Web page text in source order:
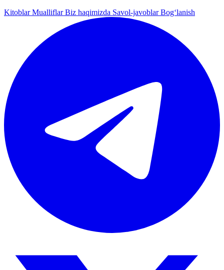
KitoblarMualliflarBiz haqimizda Savol-javoblarBog‘lanish